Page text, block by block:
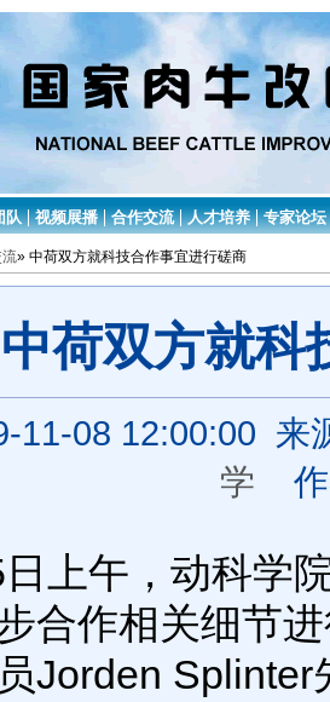
队 视频展播 合作交流 人才培养 专家论坛
» 中荷双方就科技合作事宜进行磋商
中荷双方就科
11-08 12:00:00
学
午，动科学院
合作相关细节
Jorden